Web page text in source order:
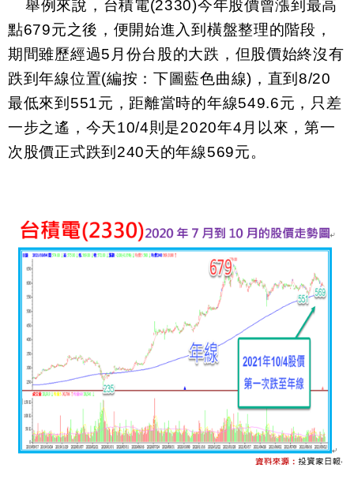
舉例來說，台積電(2330)今年股價曾漲到最高
點679元之後，便開始進入到橫盤整理的階段，
期間雖歷經過5 月份台股的大跌，但股價始終沒有
跌到年線位置(編按：下圖藍色曲線) ，直到8/20
最低來到 551元，距離當時的年線549.6元，只差
一步之遙，今天10/4則是2020年4 月以來，第一
次股價正式跌到 240天的年線569元。